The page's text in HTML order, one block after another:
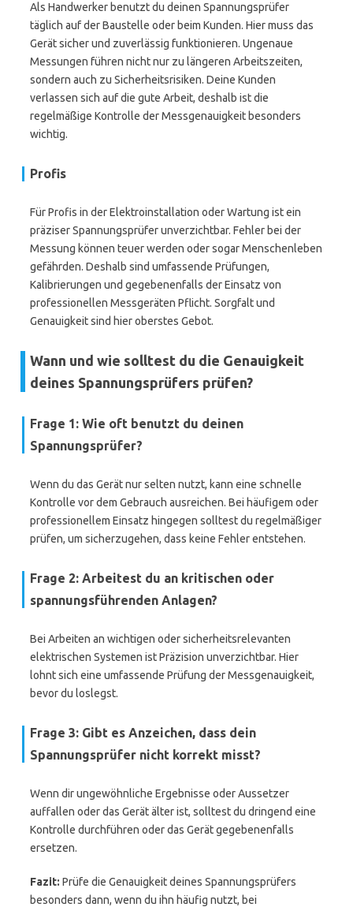
Als Handwerker benutzt du deinen Spannungsprüfer
täglich auf der Baustelle oder beim Kunden. Hier muss das
Gerät sicher und zuverlässig funktionieren. Ungenaue
Messungen führen nicht nur zu längeren Arbeitszeiten,
sondern auch zu Sicherheitsrisiken. Deine Kunden
verlassen sich auf die gute Arbeit, deshalb ist die
regelmäßige Kontrolle der Messgenauigkeit besonders
wichtig.
Profis
Für Profis in der Elektroinstallation oder Wartung ist ein
präziser Spannungsprüfer unverzichtbar. Fehler bei der
Messung können teuer werden oder sogar Menschenleben
gefährden. Deshalb sind umfassende Prüfungen,
Kalibrierungen und gegebenenfalls der Einsatz von
professionellen Messgeräten Pflicht. Sorgfalt und
Genauigkeit sind hier oberstes Gebot.
Wann und wie solltest du die Genauigkeit
deines Spannungsprüfers prüfen?
Frage 1: Wie oft benutzt du deinen
Spannungsprüfer?
Wenn du das Gerät nur selten nutzt, kann eine schnelle
Kontrolle vor dem Gebrauch ausreichen. Bei häufigem oder
professionellem Einsatz hingegen solltest du regelmäßiger
prüfen, um sicherzugehen, dass keine Fehler entstehen.
Frage 2: Arbeitest du an kritischen oder
spannungsführenden Anlagen?
Bei Arbeiten an wichtigen oder sicherheitsrelevanten
elektrischen Systemen ist Präzision unverzichtbar. Hier
lohnt sich eine umfassende Prüfung der Messgenauigkeit,
bevor du loslegst.
Frage 3: Gibt es Anzeichen, dass dein
Spannungsprüfer nicht korrekt misst?
Wenn dir ungewöhnliche Ergebnisse oder Aussetzer
auffallen oder das Gerät älter ist, solltest du dringend eine
Kontrolle durchführen oder das Gerät gegebenenfalls
ersetzen.
Fazit: Prüfe die Genauigkeit deines Spannungsprüfers
besonders dann, wenn du ihn häufig nutzt, bei